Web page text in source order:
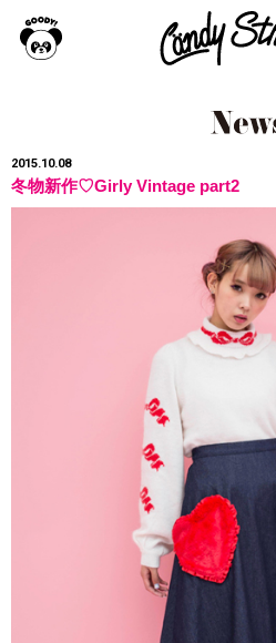
2015.10.08
冬物新作♡Girly Vintage part2